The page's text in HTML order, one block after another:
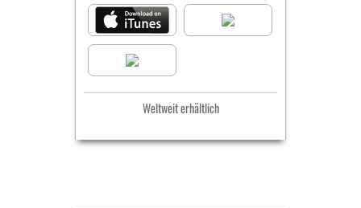
Weltweit erhältlich